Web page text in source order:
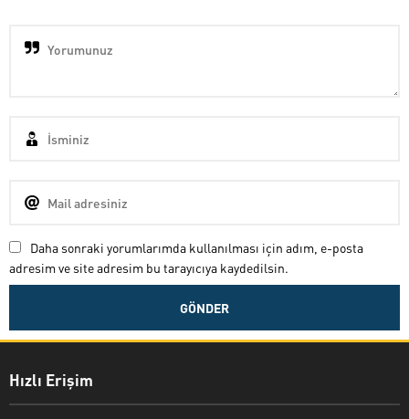
Daha sonraki yorumlarımda kullanılması için adım, e-posta
adresim ve site adresim bu tarayıcıya kaydedilsin.
Hızlı Erişim